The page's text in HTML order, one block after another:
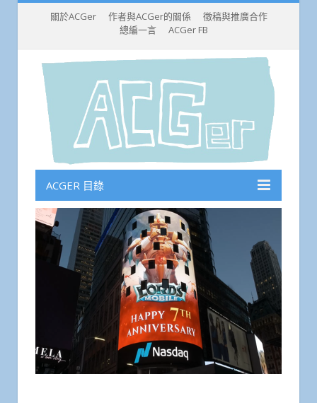
關於ACGer 作者與ACGer的關係
徵稿與推廣合作
總編一言
ACGer FB
ACGER 目錄